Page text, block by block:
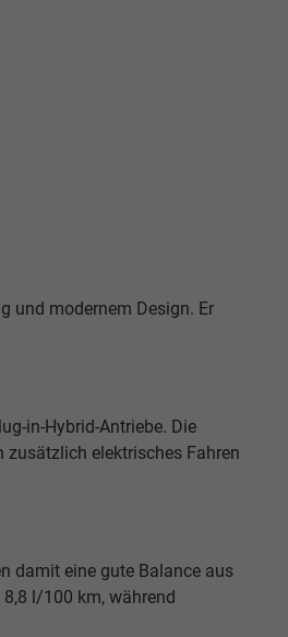
und modernem Design. Er
in-Hybrid-Antriebe. Die
elektrisches Fahren
damit eine gute Balance aus
l/100 km, während